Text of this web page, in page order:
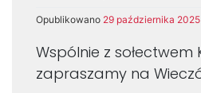
Opublikowano 29 października 2025
Wspólnie z sołectwem
zapraszamy na